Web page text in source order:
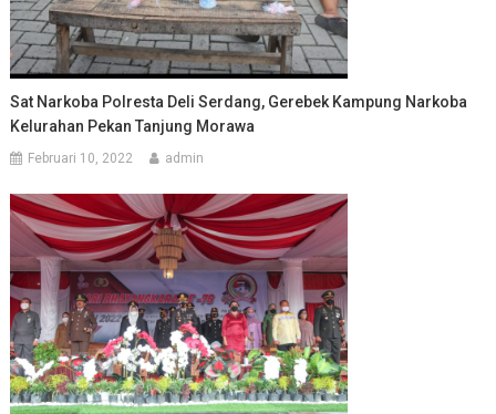
Sat Narkoba Polresta Deli Serdang, Gerebek Kampung Narkoba
Kelurahan Pekan Tanjung Morawa
Februari 10, 2022 admin